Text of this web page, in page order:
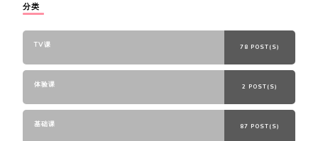
分类
TV课 78 POST(S)
体验课 2 POST(S)
基础课 87 POST(S)